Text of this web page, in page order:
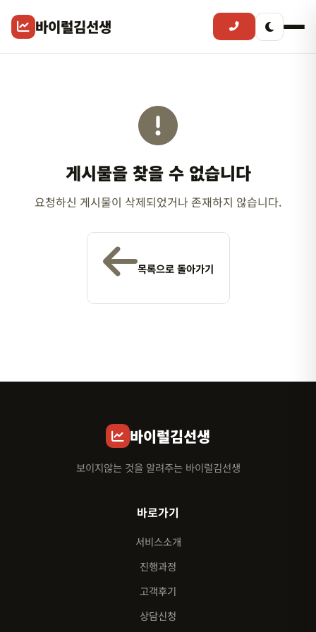
바이럴김선생
게시물을 찾을 수 없습니다
요청하신 게시물이 삭제되었거나 존재하지 않습니다.
목록으로 돌아가기
바이럴김선생
보이지않는 것을 알려주는 바이럴김선생
바로가기
서비스소개
진행과정
고객후기
상담신청